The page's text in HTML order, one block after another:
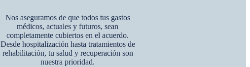
Nos aseguramos de que todos tus gastos
médicos, actuales y futuros, sean
completamente cubiertos en el acuerdo.
Desde hospitalización hasta tratamientos de
rehabilitación, tu salud y recuperación son
nuestra prioridad.